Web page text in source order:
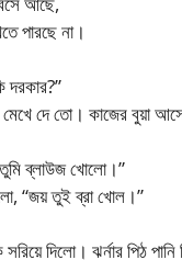
পারছে না।
দরকার?”
দে তো। কাজের বুয়া
ব্লাউজ খোলো।”
“জয় তুই ব্রা খোল।”
দিলো। ঝর্নার পিঠ পানি